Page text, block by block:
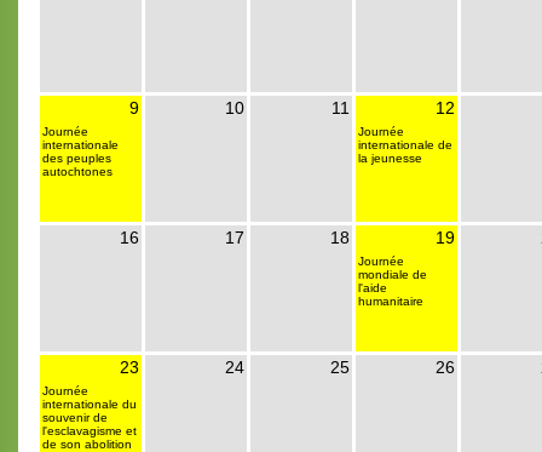
9
Journée
internationale
des peuples
autochtones
10 11 12
Journée
internationale de
la jeunesse
16 17 18 19
Journée
mondiale de
l'aide
humanitaire
23
Journée
internationale du
souvenir de
l'esclavagisme et
de son abolition
24 25 26